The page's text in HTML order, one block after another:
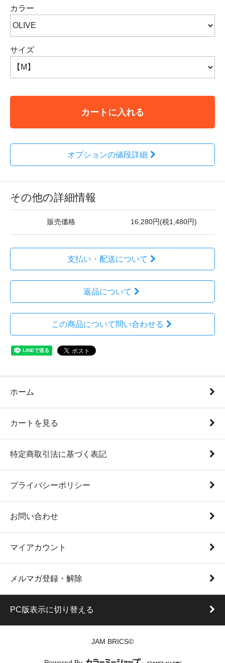
カラー
サイズ
カートに入れる
オプションの値段詳細
その他の詳細情報
販売価格 16,280円(税1,480円)
支払い・配送について
返品について
この商品について問い合わせる
ホーム
カートを見る
特定商取引法に基づく表記
プライバシーポリシー
お問い合わせ
マイアカウント
メルマガ登録・解除
PC版表示に切り替える
JAM BRICS©